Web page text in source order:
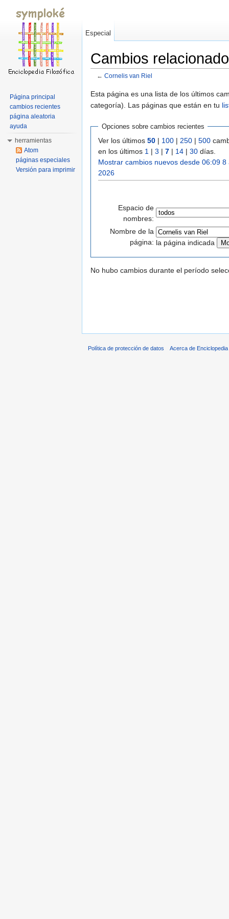
Cambios
← Cornelis van Riel
Esta página es una lista de los últimos
categoría). Las páginas que están en tu
Opciones sobre cambios recientes
Ver los últimos 50 | 100 | 250 | 500
en los últimos 1 | 3 | 7 | 14 | 30 días.
Mostrar cambios nuevos desde 06:09 8
2026
Espacio de
nombres:
Nombre de la
página: la página indicada
No hubo cambios durante el período
Especial
Página principal
cambios recientes
página aleatoria
ayuda
herramientas
Atom
páginas especiales
Versión para imprimir
Política de protección de datos Acerca de